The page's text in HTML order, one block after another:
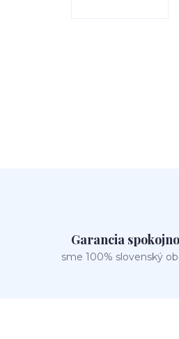
Garancia
sme 100% slovenský